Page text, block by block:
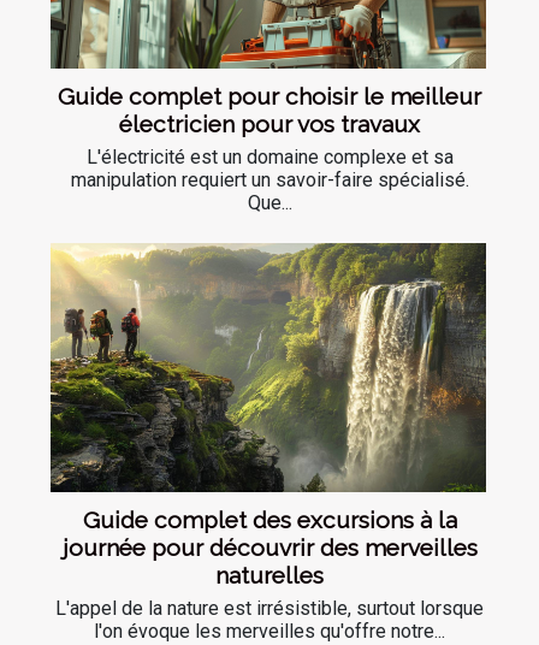
Guide complet pour choisir le meilleur
électricien pour vos travaux
L'électricité est un domaine complexe et sa
manipulation requiert un savoir-faire spécialisé.
Que...
Guide complet des excursions à la
journée pour découvrir des merveilles
naturelles
L'appel de la nature est irrésistible, surtout lorsque
l'on évoque les merveilles qu'offre notre...